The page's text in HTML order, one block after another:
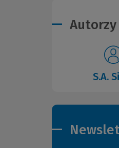
Autorzy
S.A.